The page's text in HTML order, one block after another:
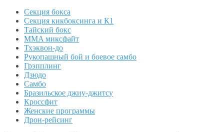
Секция бокса
Секция кикбоксинга и К1
Тайский бокс
MMA миксфайт
Тхэквон-до
Рукопашный бой и боевое самбо
Грэпплинг
Дзюдо
Самбо
Бразильское джиу-джитсу
Кроссфит
Женские программы
Дрон-рейсинг